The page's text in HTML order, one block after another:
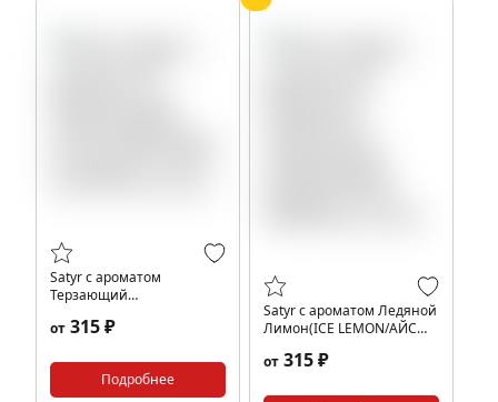
Satyr с ароматом
Терзающий
25 гр.
от 315 ₽
Подробнее
Satyr с ароматом Ледяной
Лимон(ICE LEMON/АЙС
от 315 ₽